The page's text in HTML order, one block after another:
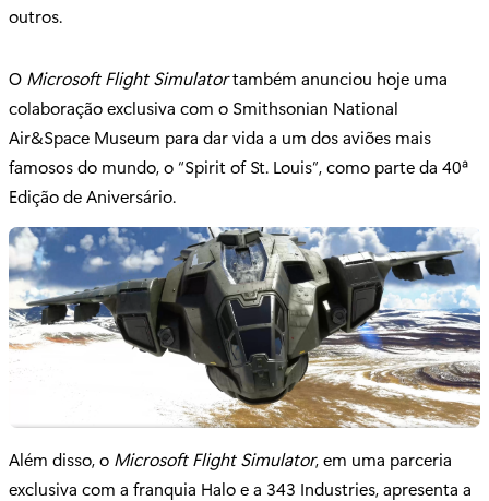
outros.
O Microsoft Flight Simulatortambém anunciou hoje uma
colaboração exclusiva com o Smithsonian National
Air&Space Museum para dar vida a um dos aviões mais
famosos do mundo, o “Spirit of St. Louis”, como parte da 40ª
Edição de Aniversário.
Além disso, o Microsoft Flight Simulator, em uma parceria
exclusiva com a franquia Halo e a 343 Industries, apresenta a